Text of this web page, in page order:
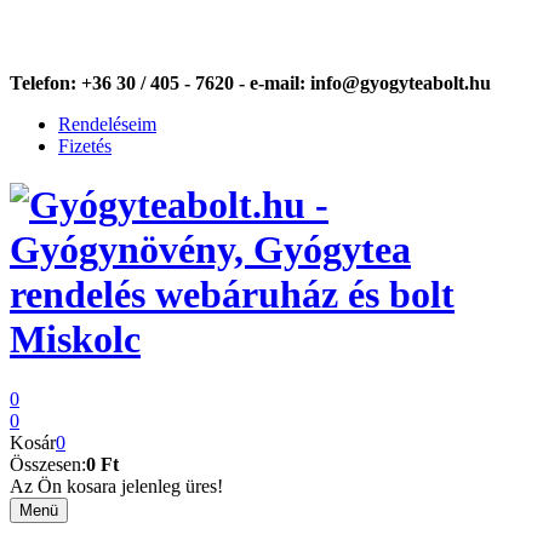
Telefon: +36 30 / 405 - 7620 - e-mail: info@gyogyteabolt.hu
Rendeléseim
Fizetés
0
0
Kosár0
Összesen:0 Ft
Az Ön kosara jelenleg üres!
Menü